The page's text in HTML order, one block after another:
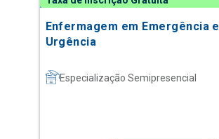
Enfermagem em Emergência e
Urgência
Especialização Semipresencial